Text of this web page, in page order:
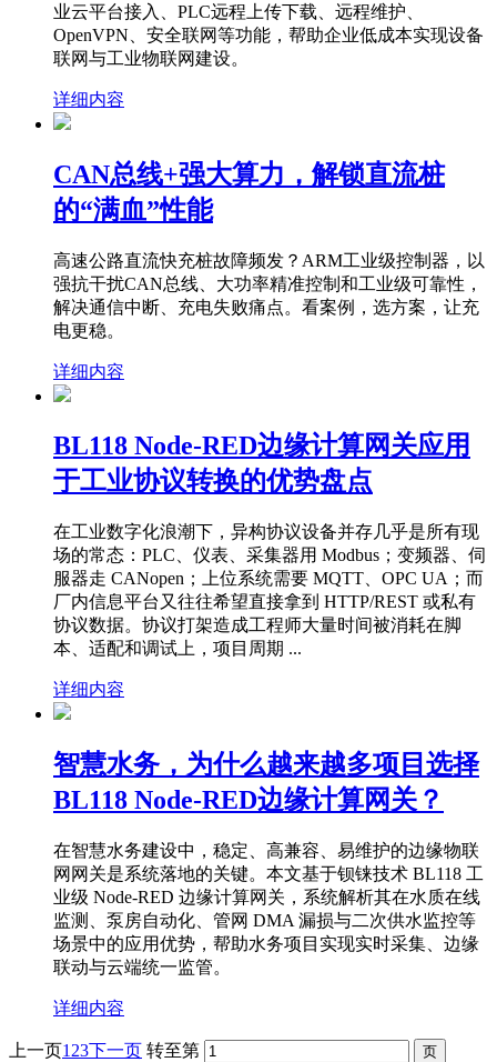
业云平台接入、PLC远程上传下载、远程维护、
OpenVPN、安全联网等功能，帮助企业低成本实现设备
联网与工业物联网建设。
详细内容
CAN总线+强大算力，解锁直流桩
的“满血”性能
高速公路直流快充桩故障频发？ARM工业级控制器，以
强抗干扰CAN总线、大功率精准控制和工业级可靠性，
解决通信中断、充电失败痛点。看案例，选方案，让充
电更稳。
详细内容
BL118 Node-RED边缘计算网关应用
于工业协议转换的优势盘点
在工业数字化浪潮下，异构协议设备并存几乎是所有现
场的常态：PLC、仪表、采集器用 Modbus；变频器、伺
服器走 CANopen；上位系统需要 MQTT、OPC UA；而
厂内信息平台又往往希望直接拿到 HTTP/REST 或私有
协议数据。协议打架造成工程师大量时间被消耗在脚
本、适配和调试上，项目周期 ...
详细内容
智慧水务，为什么越来越多项目选择
BL118 Node-RED边缘计算网关？
在智慧水务建设中，稳定、高兼容、易维护的边缘物联
网网关是系统落地的关键。本文基于钡铼技术 BL118 工
业级 Node-RED 边缘计算网关，系统解析其在水质在线
监测、泵房自动化、管网 DMA 漏损与二次供水监控等
场景中的应用优势，帮助水务项目实现实时采集、边缘
联动与云端统一监管。
详细内容
上一页1 23下一页 转至第